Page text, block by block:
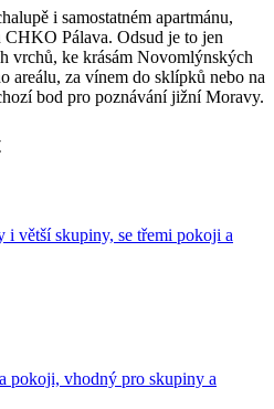
i samostatném apartmánu,
Pálava. Odsud je to jen
vrchů, ke krásám Novomlýnských
areálu, za vínem do sklípků nebo na
bod pro poznávání jižní Moravy.
i větší skupiny, se třemi pokoji a
pokoji, vhodný pro skupiny a